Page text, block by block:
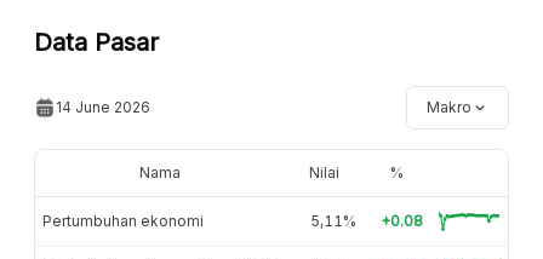
Data Pasar
14 June 2026 Makro
Nama Nilai %
Pertumbuhan ekonomi 5,11% +0.08